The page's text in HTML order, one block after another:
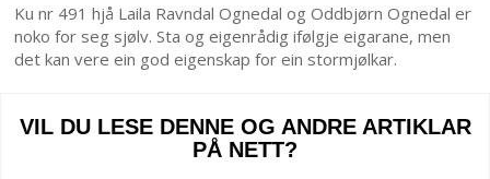
Ku nr 491 hjå Laila Ravndal Ognedal og Oddbjørn Ognedal er
noko for seg sjølv. Sta og eigenrådig ifølgje eigarane, men
det kan vere ein god eigenskap for ein stormjølkar.
VIL DU LESE DENNE OG ANDRE ARTIKLAR
PÅ NETT?